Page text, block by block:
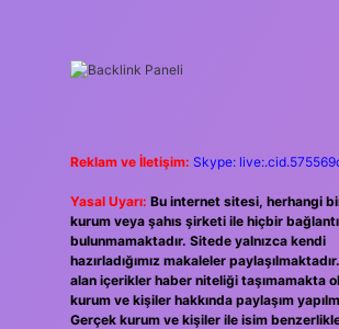
Reklam ve İletişim: Skype:
Yasal Uyarı: Bu internet sitesi, herhangi
kurum veya şahıs şirketi ile hiçbir
bulunmamaktadır. Sitede yalnızca kendi
hazırladığımız makaleler
alan içerikler haber niteliği taşımamakta
kurum ve kişiler hakkında paylaşım
Gerçek kurum ve kişiler ile isim